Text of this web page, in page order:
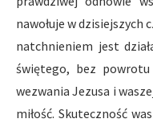
nawołuje w dzisiejszych
natchnieniem jest
świętego, bez powrotu
wezwania Jezusa i
miłość. Skuteczność